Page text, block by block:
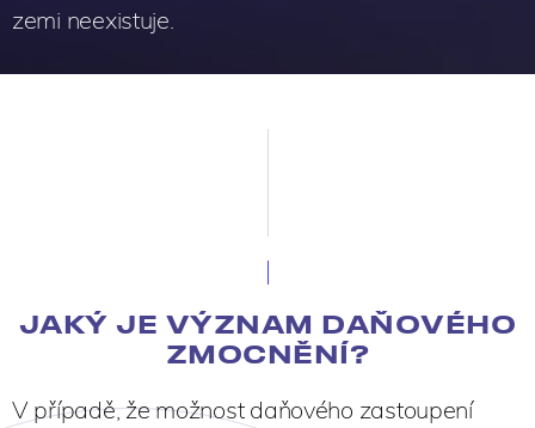
zemi neexistuje.
JAKÝ JE VÝZNAM DAŇOVÉHO
ZMOCNĚNÍ?
V případě, že možnost daňového zastoupení